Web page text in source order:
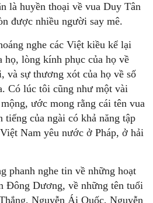
là huyền thoại về vua Duy Tân
được nhiều người say mê.
nghe các Việt kiều kể lại
họ, lòng kính phục của họ về
và sự thương xót của họ về số
Có lúc tôi cũng như một vài
ước mong rằng cái tên vua
của ngài có khả năng tập
Nam yêu nước ở Pháp, ở hải
phanh nghe tin về những hoạt
Đông Dương, về những tên tuổi
Nguyễn Ái Quốc, Nguyễn